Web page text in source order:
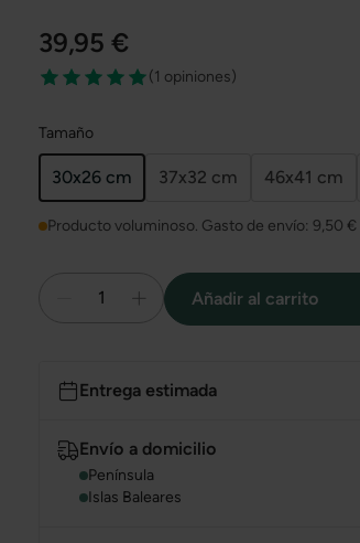
39,95 €
(1 opiniones)
Tamaño
30x26 cm 37x32 cm 46x41 cm
Producto voluminoso. Gasto de envío: 9,50 €
1 Añadir al carrito
Entrega estimada
Envío a domicilio
Península
Islas Baleares